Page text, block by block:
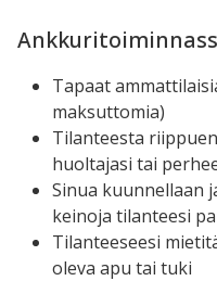
Tapaat
maksuttomia)
Tilanteesta
huoltajasi tai
Sinua kuunnellaan
keinoja tilanteesi
Tilanteeseesi
oleva apu tai tuki